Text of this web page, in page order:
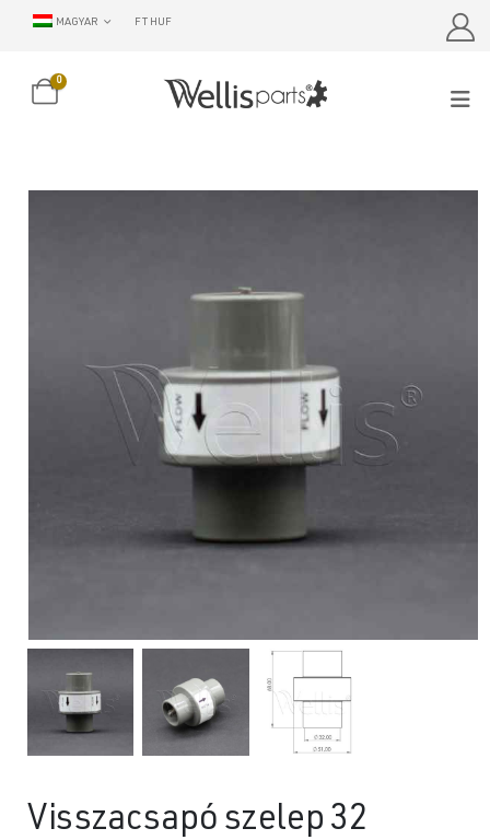
MAGYAR FT HUF
0
Visszacsapó szelep 32